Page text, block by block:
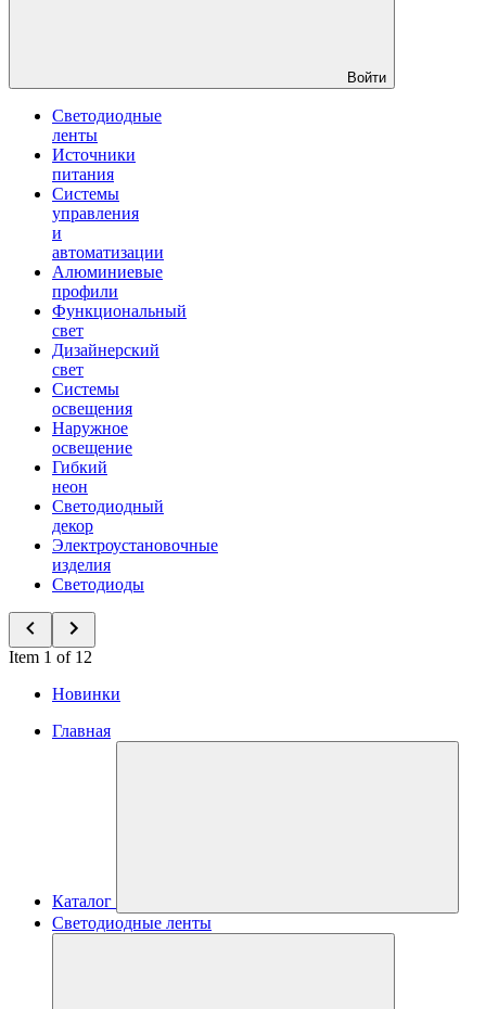
Войти
Светодиодные
ленты
Источники
питания
Системы
управления
и
автоматизации
Алюминиевые
профили
Функциональный
свет
Дизайнерский
свет
Системы
освещения
Наружное
освещение
Гибкий
неон
Светодиодный
декор
Электроустановочные
изделия
Светодиоды
Item 1 of 12
Новинки
Главная
Каталог
Светодиодные ленты